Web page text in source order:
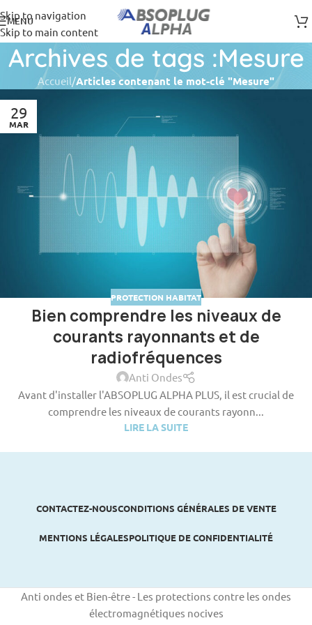
Skip to navigation
Skip to main content
MENU
Archives de tags :Mesure
Accueil/Articles contenant le mot-clé "Mesure"
29
MAR
PROTECTION HABITAT
Bien comprendre les niveaux de
courants rayonnants et de
radiofréquences
Anti Ondes
Avant d'installer l'ABSOPLUG ALPHA PLUS, il est crucial de
comprendre les niveaux de courants rayonn...
LIRE LA SUITE
CONTACTEZ-NOUSCONDITIONS GÉNÉRALES DE VENTE
MENTIONS LÉGALESPOLITIQUE DE CONFIDENTIALITÉ
Anti ondes et Bien-être - Les protections contre les ondes
électromagnétiques nocives